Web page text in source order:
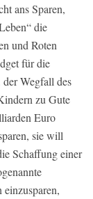
ans Sparen,
die
und Roten
für die
Wegfall des
zu Gute
Euro
sie will
Schaffung einer